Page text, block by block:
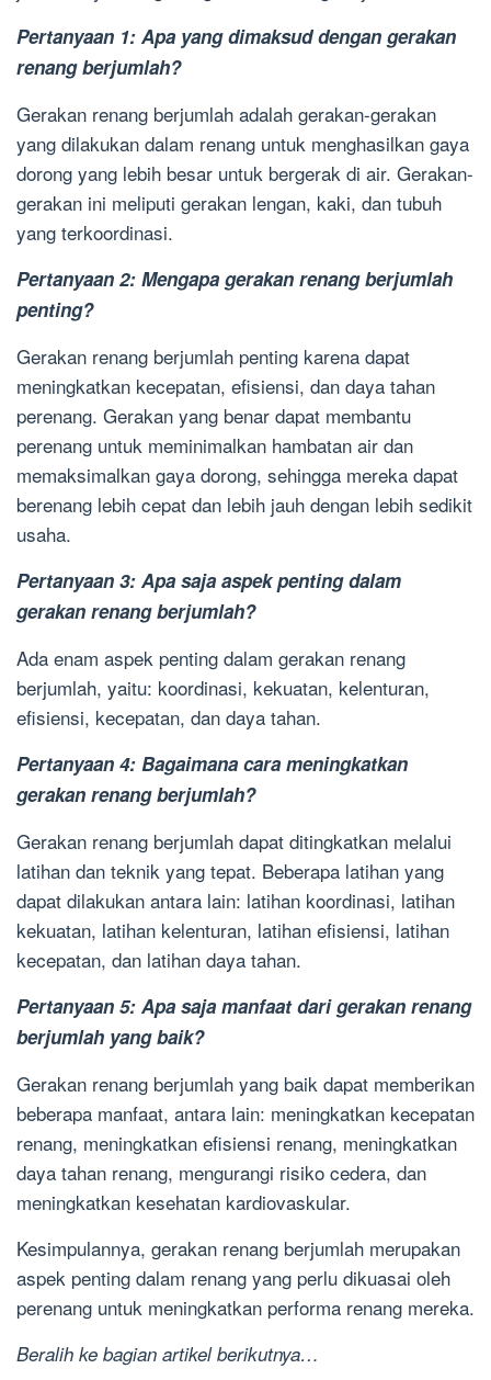
Pertanyaan 1: Apa yang dimaksud dengan gerakan
renang berjumlah?
Gerakan renang berjumlah adalah gerakan-gerakan
yang dilakukan dalam renang untuk menghasilkan gaya
dorong yang lebih besar untuk bergerak di air. Gerakan-
gerakan ini meliputi gerakan lengan, kaki, dan tubuh
yang terkoordinasi.
Pertanyaan 2: Mengapa gerakan renang berjumlah
penting?
Gerakan renang berjumlah penting karena dapat
meningkatkan kecepatan, efisiensi, dan daya tahan
perenang. Gerakan yang benar dapat membantu
perenang untuk meminimalkan hambatan air dan
memaksimalkan gaya dorong, sehingga mereka dapat
berenang lebih cepat dan lebih jauh dengan lebih sedikit
usaha.
Pertanyaan 3: Apa saja aspek penting dalam
gerakan renang berjumlah?
Ada enam aspek penting dalam gerakan renang
berjumlah, yaitu: koordinasi, kekuatan, kelenturan,
efisiensi, kecepatan, dan daya tahan.
Pertanyaan 4: Bagaimana cara meningkatkan
gerakan renang berjumlah?
Gerakan renang berjumlah dapat ditingkatkan melalui
latihan dan teknik yang tepat. Beberapa latihan yang
dapat dilakukan antara lain: latihan koordinasi, latihan
kekuatan, latihan kelenturan, latihan efisiensi, latihan
kecepatan, dan latihan daya tahan.
Pertanyaan 5: Apa saja manfaat dari gerakan renang
berjumlah yang baik?
Gerakan renang berjumlah yang baik dapat memberikan
beberapa manfaat, antara lain: meningkatkan kecepatan
renang, meningkatkan efisiensi renang, meningkatkan
daya tahan renang, mengurangi risiko cedera, dan
meningkatkan kesehatan kardiovaskular.
Kesimpulannya, gerakan renang berjumlah merupakan
aspek penting dalam renang yang perlu dikuasai oleh
perenang untuk meningkatkan performa renang mereka.
Beralih ke bagian artikel berikutnya…